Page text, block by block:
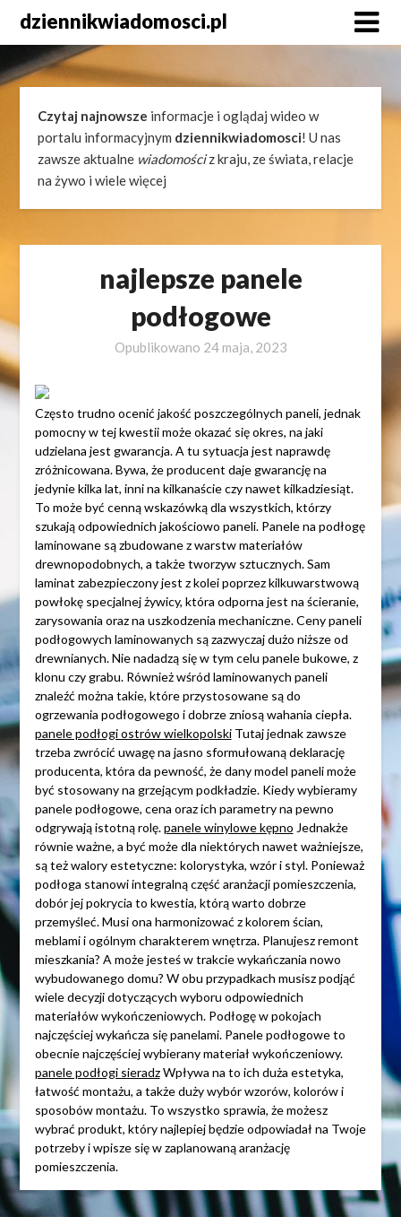
content
dziennikwiadomosci.pl
Czytaj najnowsze informacje i oglądaj wideo w
portalu informacyjnym dziennikwiadomosci! U nas
zawsze aktualne wiadomościz kraju, ze świata, relacje
na żywo i wiele więcej
najlepsze panele
podłogowe
Opublikowano 24 maja, 2023
Często trudno ocenić jakość poszczególnych paneli, jednak
pomocny w tej kwestii może okazać się okres, na jaki
udzielana jest gwarancja. A tu sytuacja jest naprawdę
zróżnicowana. Bywa, że producent daje gwarancję na
jedynie kilka lat, inni na kilkanaście czy nawet kilkadziesiąt.
To może być cenną wskazówką dla wszystkich, którzy
szukają odpowiednich jakościowo paneli. Panele na podłogę
laminowane są zbudowane z warstw materiałów
drewnopodobnych, a także tworzyw sztucznych. Sam
laminat zabezpieczony jest z kolei poprzez kilkuwarstwową
powłokę specjalnej żywicy, która odporna jest na ścieranie,
zarysowania oraz na uszkodzenia mechaniczne. Ceny paneli
podłogowych laminowanych są zazwyczaj dużo niższe od
drewnianych. Nie nadadzą się w tym celu panele bukowe, z
klonu czy grabu. Również wśród laminowanych paneli
znaleźć można takie, które przystosowane są do
ogrzewania podłogowego i dobrze zniosą wahania ciepła.
panele podłogi ostrów wielkopolskiTutaj jednak zawsze
trzeba zwrócić uwagę na jasno sformułowaną deklarację
producenta, która da pewność, że dany model paneli może
być stosowany na grzejącym podkładzie. Kiedy wybieramy
panele podłogowe, cena oraz ich parametry na pewno
odgrywają istotną rolę.panele winylowe kępno Jednakże
równie ważne, a być może dla niektórych nawet ważniejsze,
są też walory estetyczne: kolorystyka, wzór i styl. Ponieważ
podłoga stanowi integralną część aranżacji pomieszczenia,
dobór jej pokrycia to kwestia, którą warto dobrze
przemyśleć. Musi ona harmonizować z kolorem ścian,
meblami i ogólnym charakterem wnętrza. Planujesz remont
mieszkania? A może jesteś w trakcie wykańczania nowo
wybudowanego domu? W obu przypadkach musisz podjąć
wiele decyzji dotyczących wyboru odpowiednich
materiałów wykończeniowych. Podłogę w pokojach
najczęściej wykańcza się panelami. Panele podłogowe to
obecnie najczęściej wybierany materiał wykończeniowy.
panele podłogi sieradzWpływa na to ich duża estetyka,
łatwość montażu, a także duży wybór wzorów, kolorów i
sposobów montażu. To wszystko sprawia, że możesz
wybrać produkt, który najlepiej będzie odpowiadał na Twoje
potrzeby i wpisze się w zaplanowaną aranżację
pomieszczenia.